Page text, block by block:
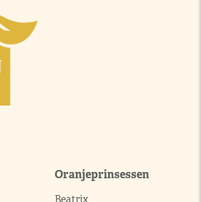
Oranjeprinsessen
Beatrix